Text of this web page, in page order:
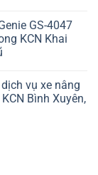
GS-4047
KCN Khai
vụ xe nâng
Bình Xuyên,